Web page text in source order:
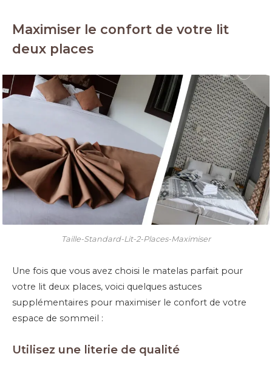
Maximiser le confort de votre lit
deux places
Taille-Standard-Lit-2-Places-Maximiser
Une fois que vous avez choisi le matelas parfait pour
votre lit deux places, voici quelques astuces
supplémentaires pour maximiser le confort de votre
espace de sommeil :
Utilisez une literie de qualité